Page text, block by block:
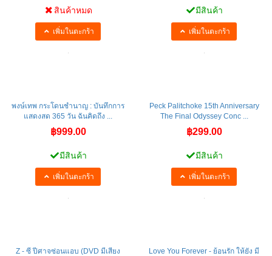
สินค้าหมด
เพิ่มในตะกร้า
มีสินค้า
เพิ่มในตะกร้า
พงษ์เทพ กระโดนชำนาญ : บันทึกการ
แสดงสด 365 วัน ฉันคิดถึง ...
฿999.00
มีสินค้า
เพิ่มในตะกร้า
Peck Palitchoke 15th Anniversary
The Final Odyssey Conc ...
฿299.00
มีสินค้า
เพิ่มในตะกร้า
Z - ซี ปีศาจซ่อนแอบ (DVD มีเสียง
Love You Forever - ย้อนรัก ให้ยัง มี